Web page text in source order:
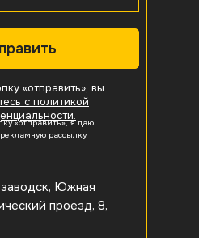
Южная
проезд, 8,
«отправить», вы
с политикой
«отправить», я даю
рассылку